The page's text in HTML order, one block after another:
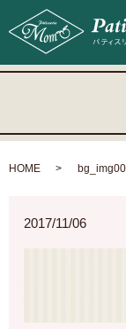
HOME
2017/11/06